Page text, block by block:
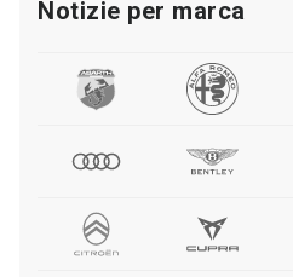
Notizie per marca